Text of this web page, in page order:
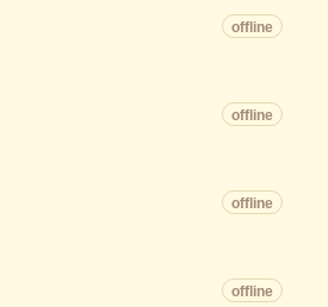
offline
offline
offline
offline